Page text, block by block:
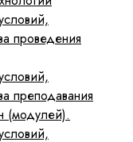
проведения
преподавания
(модулей).